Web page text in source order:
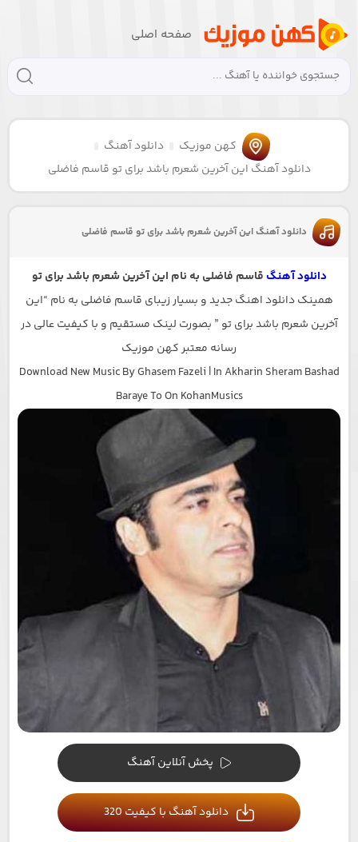
صفحه اصلی
کهن موزیک
دانلود آهنگ
دانلود آهنگ این آخرین شعرم باشد برای تو قاسم فاضلی
دانلود آهنگ این آخرین شعرم باشد برای تو قاسم فاضلی
دانلود آهنگ قاسم فاضلی به نام این آخرین شعرم باشد برای تو
همینک دانلود اهنگ جدید و بسیار زیبای قاسم فاضلی به نام “این
آخرین شعرم باشد برای تو ” بصورت لینک مستقیم و با کیفیت عالی در
رسانه معتبر کهن موزیک
Download New Music By Ghasem Fazeli | In Akharin Sheram Bashad
Baraye To On KohanMusics
پخش آنلاین آهنگ
دانلود آهنگ با کیفیت 320